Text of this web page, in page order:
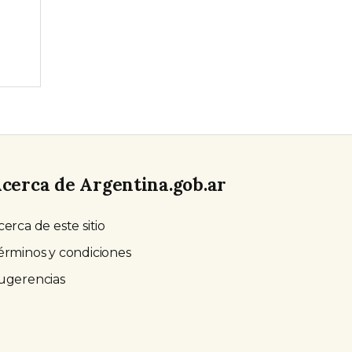
de Argentina.gob.ar
de este sitio
y condiciones